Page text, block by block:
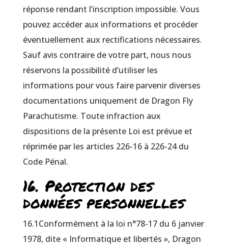
réponse rendant l’inscription impossible. Vous
pouvez accéder aux informations et procéder
éventuellement aux rectifications nécessaires.
Sauf avis contraire de votre part, nous nous
réservons la possibilité d’utiliser les
informations pour vous faire parvenir diverses
documentations uniquement de Dragon Fly
Parachutisme. Toute infraction aux
dispositions de la présente Loi est prévue et
réprimée par les articles 226-16 à 226-24 du
Code Pénal.
16. Protection des
données personnelles
16.1Conformément à la loi n°78-17 du 6 janvier
1978, dite « Informatique et libertés », Dragon